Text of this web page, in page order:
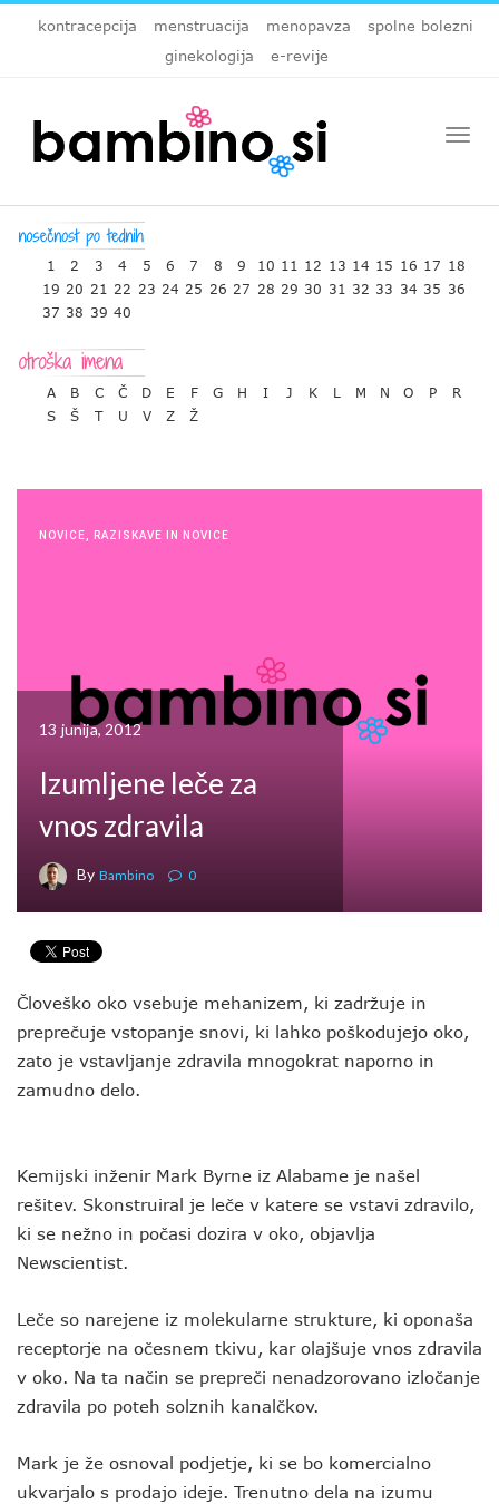
kontracepcija menstruacija menopavza
spolne bolezni
ginekologija
e-revije
1 2 3 4 5 6 7 8 9 10 11 12 13 14 15 16 17 18
19 20 21 22 23 24 25 26 27 28 29 30 31 32 33 34 35 36
37 38 39 40
A B C Č D E F G H I J K L M N O P
R
S
Š T U V Z Ž
NOVICE RAZISKAVE IN NOVICE
13 junija, 2012
Izumljene leče za
vnos zdravila
By Bambino 0
Človeško oko vsebuje mehanizem, ki zadržuje in
preprečuje vstopanje snovi, ki lahko poškodujejo oko,
zato je vstavljanje zdravila mnogokrat naporno in
zamudno delo.
Kemijski inženir Mark Byrne iz Alabame je našel
rešitev. Skonstruiral je leče v katere se vstavi zdravilo,
ki se nežno in počasi dozira v oko, objavlja
Newscientist.
Leče so narejene iz molekularne strukture, ki oponaša
receptorje na očesnem tkivu, kar olajšuje vnos zdravila
v oko. Na ta način se prepreči nenadzorovano izločanje
zdravila po poteh solznih kanalčkov.
Mark je že osnoval podjetje, ki se bo komercialno
ukvarjalo s prodajo ideje. Trenutno dela na izumu